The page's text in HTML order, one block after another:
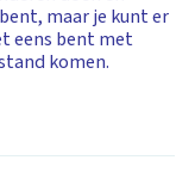
maar je kunt er
eens bent met
komen.